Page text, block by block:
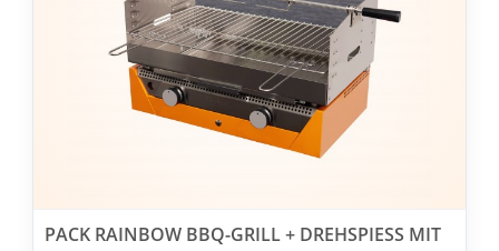
PACK RAINBOW BBQ-GRILL + DREHSPIESS MIT R